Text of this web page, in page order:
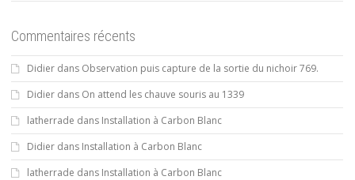
Commentaires récents
Didier dans Observation puis capture de la sortie du nichoir 769.
Didier dans On attend les chauve souris au 1339
latherrade dans Installation à Carbon Blanc
Didier dans Installation à Carbon Blanc
latherrade dans Installation à Carbon Blanc